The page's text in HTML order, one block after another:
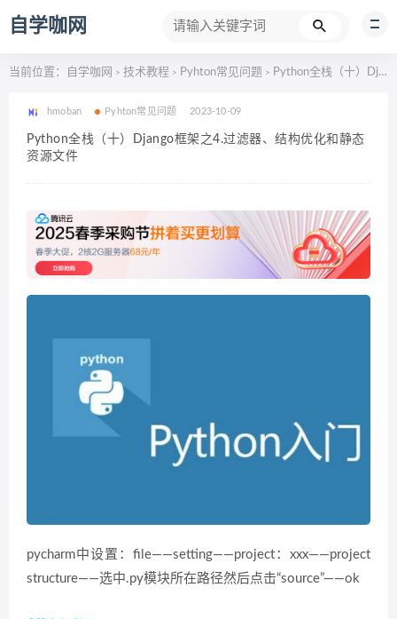
自学咖网
当前位置： 自学咖网 > 技术教程 > Pyhton常见问题 > Python全栈（十）Django框架之4.过滤器、结构优化和静态资源文件
hmoban Pyhton常见问题 2023-10-09
Python全栈（十）Django框架之4.过滤器、结构优化和静态
资源文件
pycharm中设置：file——setting——project：xxx——project
structure——选中.py模块所在路径然后点击“source”——ok